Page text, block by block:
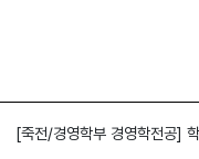
[죽전/경영학부 경영학전공]